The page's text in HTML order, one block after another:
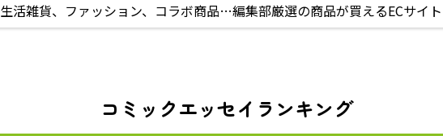
生活雑貨、ファッション、コラボ商品…編集部厳選の商品が買えるECサイト
コミックエッセイランキング